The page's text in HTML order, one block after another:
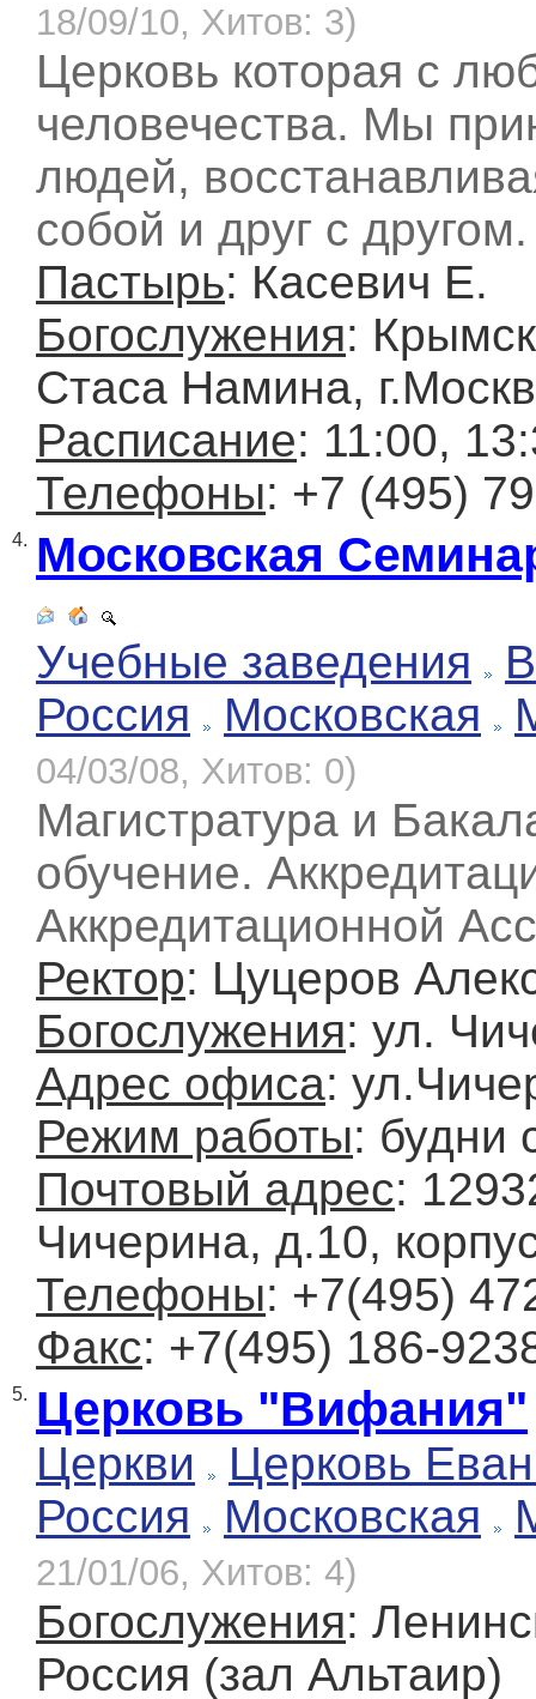
18/09/10, Хитов: 3)
Церковь которая с
человечества. Мы
людей,
собой и друг с другом.
Пастырь: Касевич Е.
Богослужения:
Стаса Намина,
Расписание: 11:00,
Телефоны: +7 (495)
4. Московская
Учебные заведения
Россия
Московская
04/03/08, Хитов: 0)
Магистратура и
обучение.
Аккредитационной
Ректор: Цуцеров
Богослужения: ул.
Адрес офиса:
Режим работы: будни
Почтовый адрес:
Чичерина, д.10,
Телефоны: +7(495)
Факс: +7(495) 186-
5. Церковь "Вифания"
Церкви
Церковь
Россия
Московская
21/01/06, Хитов: 4)
Богослужения:
Россия (зал Альтаир)